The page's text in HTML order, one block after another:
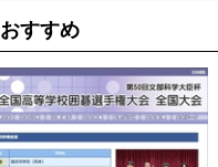
すすめ